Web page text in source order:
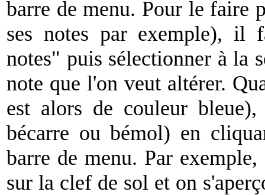
barre de menu. Pour le faire
ses notes par exemple), il
notes" puis sélectionner à la
note que l'on veut altérer.
est alors de couleur bleue),
bécarre ou bémol) en
barre de menu. Par
sur la clef de sol et on